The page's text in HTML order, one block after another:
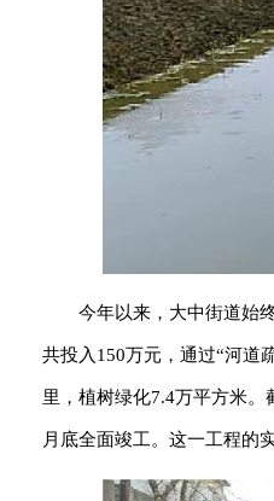
今年以来，大中街道始
共投入150万元，通过“河道
里，植树绿化7.4万平方米
月底全面竣工。这一工程的